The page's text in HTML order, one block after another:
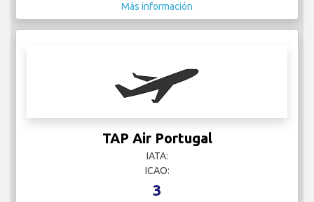
Más información
TAP Air Portugal
IATA:
ICAO:
3